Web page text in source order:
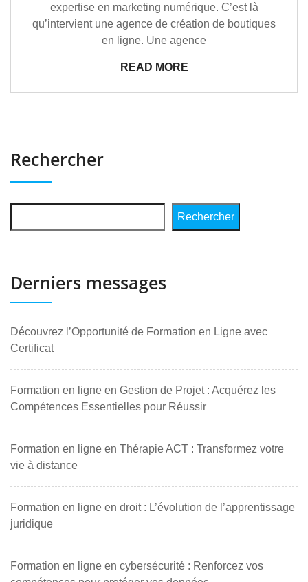
expertise en marketing numérique. C’est là
qu’intervient une agence de création de boutiques
en ligne. Une agence
READ MORE
Rechercher
Rechercher
Derniers messages
Découvrez l’Opportunité de Formation en Ligne avec
Certificat
Formation en ligne en Gestion de Projet : Acquérez les
Compétences Essentielles pour Réussir
Formation en ligne en Thérapie ACT : Transformez votre
vie à distance
Formation en ligne en droit : L’évolution de l’apprentissage
juridique
Formation en ligne en cybersécurité : Renforcez vos